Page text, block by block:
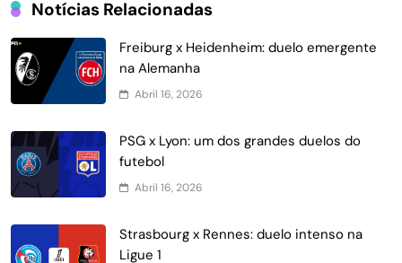
Notícias Relacionadas
Freiburg x Heidenheim: duelo emergente
na Alemanha
Abril 16, 2026
PSG x Lyon: um dos grandes duelos do
futebol
Abril 16, 2026
Strasbourg x Rennes: duelo intenso na
Ligue 1